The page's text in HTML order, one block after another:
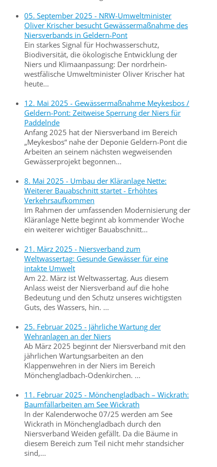
05. September 2025 - NRW-Umweltminister
Oliver Krischer besucht Gewässermaßnahme des
Niersverbands in Geldern-Pont
Ein starkes Signal für Hochwasserschutz,
Biodiversität, die ökologische Entwicklung der
Niers und Klimaanpassung: Der nordrhein-
westfälische Umweltminister Oliver Krischer hat
heute...
12. Mai 2025 - Gewässermaßnahme Meykesbos /
Geldern-Pont: Zeitweise Sperrung der Niers für
Paddelnde
Anfang 2025 hat der Niersverband im Bereich
„Meykesbos“ nahe der Deponie Geldern-Pont die
Arbeiten an seinem nächsten wegweisenden
Gewässerprojekt begonnen...
8. Mai 2025 - Umbau der Kläranlage Nette:
Weiterer Bauabschnitt startet - Erhöhtes
Verkehrsaufkommen
Im Rahmen der umfassenden Modernisierung der
Kläranlage Nette beginnt ab kommender Woche
ein weiterer wichtiger Bauabschnitt...
21. März 2025 - Niersverband zum
Weltwassertag: Gesunde Gewässer für eine
intakte Umwelt
Am 22. März ist Weltwassertag. Aus diesem
Anlass weist der Niersverband auf die hohe
Bedeutung und den Schutz unseres wichtigsten
Guts, des Wassers, hin. ...
25. Februar 2025 - Jährliche Wartung der
Wehranlagen an der Niers
Ab März 2025 beginnt der Niersverband mit den
jährlichen Wartungsarbeiten an den
Klappenwehren in der Niers im Bereich
Mönchengladbach-Odenkirchen. ...
11. Februar 2025 - Mönchengladbach – Wickrath:
Baumfällarbeiten am See Wickrath
In der Kalenderwoche 07/25 werden am See
Wickrath in Mönchengladbach durch den
Niersverband Weiden gefällt. Da die Bäume in
diesem Bereich zum Teil nicht mehr standsicher
sind,...